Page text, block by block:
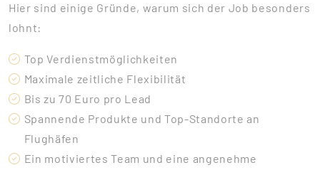
Hier sind einige Gründe, warum sich der Job besonders
lohnt:
Top Verdienstmöglichkeiten
Maximale zeitliche Flexibilität
Bis zu 70 Euro pro Lead
Spannende Produkte und Top-Standorte an
Flughäfen
Ein motiviertes Team und eine angenehme